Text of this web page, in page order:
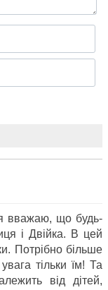
вважаю, що будь-
і Двійка. В цей
Потрібно більше
тільки їм! Та
від дітей,